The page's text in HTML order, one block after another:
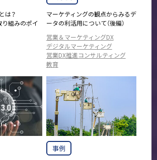
は？
組みのポイ
マーケティングの観点からみるデ
ータの利活用について（後編）
営業＆マーケティングDX
デジタルマーケティング
営業DX推進コンサルティング
教育
事例